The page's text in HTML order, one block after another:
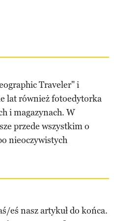
Traveler" i
lat również fotoedytorka
i magazynach. W
przede wszystkim o
nieoczywistych
eś nasz artykuł do końca.